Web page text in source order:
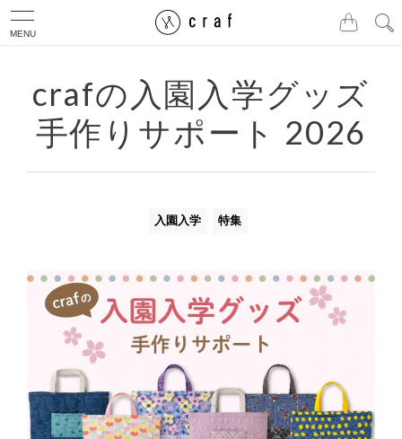
MENU
crafの入園入学グッズ
手作りサポート 2026
入園入学 特集